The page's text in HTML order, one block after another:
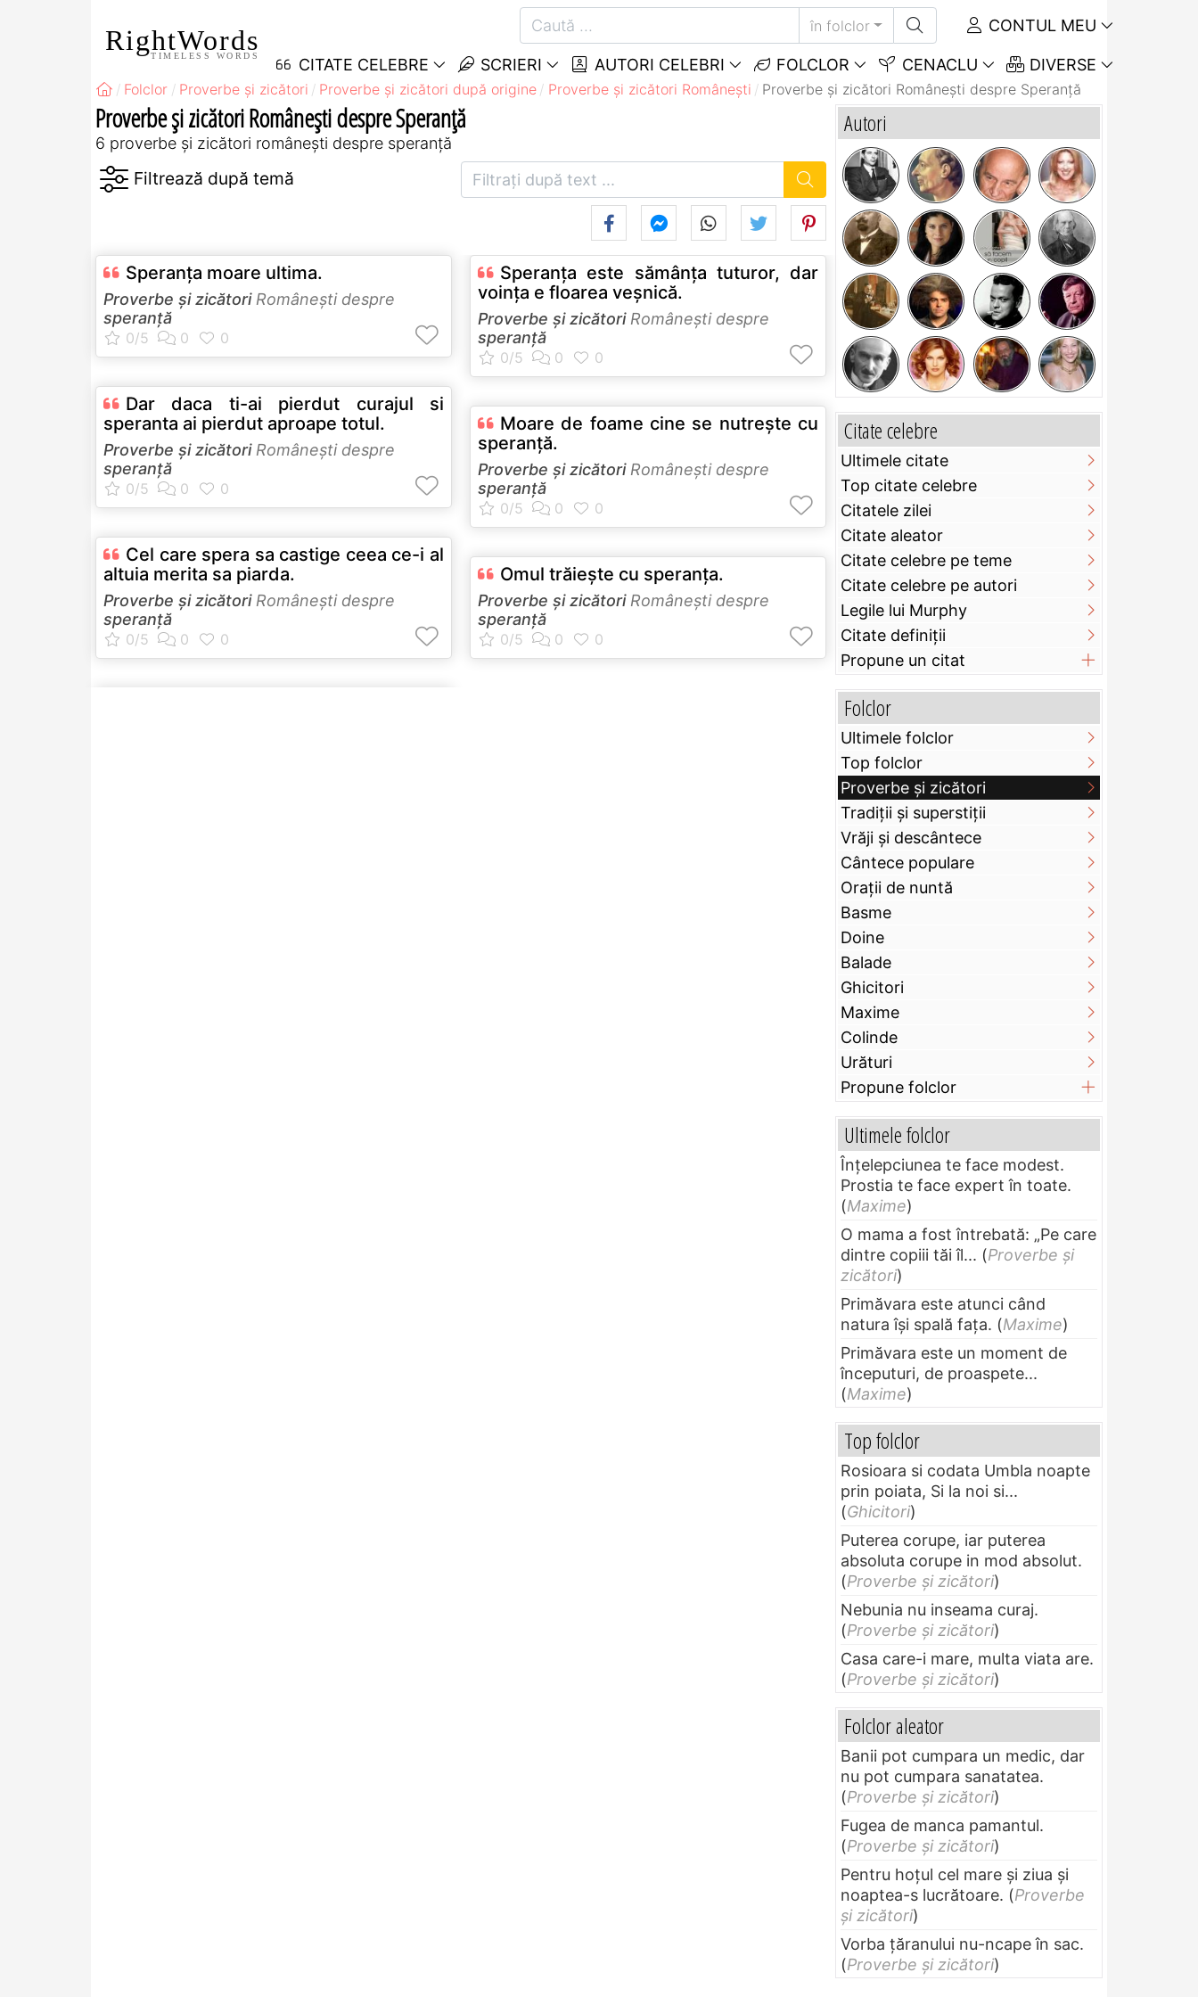
RightWords
TIMELESS WORDS
în folclor CONTUL MEU
CITATE CELEBRE SCRIERI AUTORI CELEBRI FOLCLOR CENACLU DIVERSE
Folclor Proverbe și zicători Proverbe și zicători după origine Proverbe și zicători Româneşti Proverbe și zicători Româneşti despre Speranță
Proverbe și zicători Româneşti despre Speranță
6 proverbe și zicători româneşti despre speranță
Speranţa moare ultima.
Proverbe și zicătoriRomâneşti despre
speranță
Dar daca ti-ai pierdut curajul si
speranta ai pierdut aproape totul.
Proverbe și zicătoriRomâneşti despre
speranță
Cel care spera sa castige ceea ce-i al
altuia merita sa piarda.
Proverbe și zicătoriRomâneşti despre
speranță
Speranţa este sămânţa tuturor, dar
voinţa e floarea veşnică.
Proverbe și zicătoriRomâneşti despre
speranță
Moare de foame cine se nutreşte cu
speranţă.
Proverbe și zicătoriRomâneşti despre
speranță
Omul trăieşte cu speranţa.
Proverbe și zicătoriRomâneşti despre
speranță
Autori
Citate celebre
Ultimele citate
Top citate celebre
Citatele zilei
Citate aleator
Citate celebre pe teme
Citate celebre pe autori
Legile lui Murphy
Citate definiţii
Propune un citat
Folclor
Ultimele folclor
Top folclor
Proverbe și zicători
Tradiții și superstiții
Vrăji și descântece
Cântece populare
Orații de nuntă
Basme
Doine
Balade
Ghicitori
Maxime
Colinde
Urături
Propune folclor
Ultimele folclor
Înțelepciunea te face modest.
Prostia te face expert în toate.
(Maxime)
O mama a fost întrebată: „Pe care
dintre copiii tăi îl... (Proverbe și
zicători)
Primăvara este atunci când
natura își spală fața. (Maxime)
Primăvara este un moment de
începuturi, de proaspete...
(Maxime)
Top folclor
Rosioara si codata Umbla noapte
prin poiata, Si la noi si...
(Ghicitori)
Puterea corupe, iar puterea
absoluta corupe in mod absolut.
(Proverbe și zicători)
Nebunia nu inseama curaj.
(Proverbe și zicători)
Casa care-i mare, multa viata are.
(Proverbe și zicători)
Folclor aleator
Banii pot cumpara un medic, dar
nu pot cumpara sanatatea.
(Proverbe și zicători)
Fugea de manca pamantul.
(Proverbe și zicători)
Pentru hoţul cel mare şi ziua şi
noaptea-s lucrătoare. (Proverbe
și zicători)
Vorba ţăranului nu-ncape în sac.
(Proverbe și zicători)